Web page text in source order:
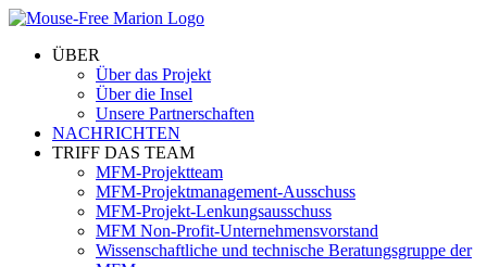
Skip
contentÜBER
Über das Projekt
Über die Insel
Unsere Partnerschaften
NACHRICHTEN
TRIFF DAS TEAM
MFM-Projektteam
MFM-Projektmanagement-Ausschuss
MFM-Projekt-Lenkungsausschuss
MFM Non-Profit-Unternehmensvorstand
Wissenschaftliche und technische Beratungsgruppe der